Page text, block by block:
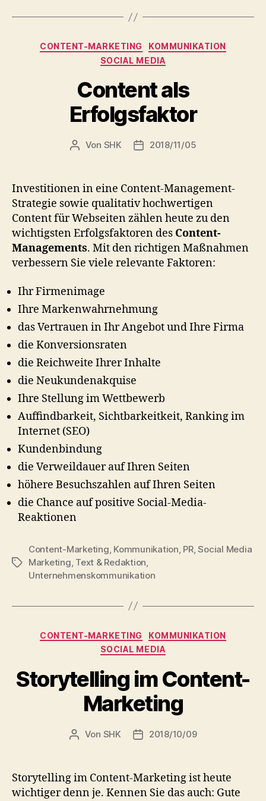
Kategorien
CONTENT-MARKETING
KOMMUNIKATION
SOCIAL MEDIA
Content als
Erfolgsfaktor
Beitragsautor
Von SHK Veröffentlichungsdatum
2018/11/05
Investitionen in eine Content-Management-
Strategie sowie qualitativ hochwertigen
Content für Webseiten zählen heute zu den
wichtigsten Erfolgsfaktoren des Content-
Managements. Mit den richtigen Maßnahmen
verbessern Sie viele relevante Faktoren:
Ihr Firmenimage
Ihre Markenwahrnehmung
das Vertrauen in Ihr Angebot und Ihre Firma
die Konversionsraten
die Reichweite Ihrer Inhalte
die Neukundenakquise
Ihre Stellung im Wettbewerb
Auffindbarkeit, Sichtbarkeitkeit, Ranking im
Internet (SEO)
Kundenbindung
die Verweildauer auf Ihren Seiten
höhere Besuchszahlen auf Ihren Seiten
die Chance auf positive Social-Media-
Reaktionen
Schlagwörter
Content-Marketing Kommunikation PR,Social Media
Marketing Text & Redaktion
Unternehmenskommunikation
Kategorien
CONTENT-MARKETING
KOMMUNIKATION
SOCIAL MEDIA
Storytelling im Content-
Marketing
Beitragsautor
Von SHK Veröffentlichungsdatum
2018/10/09
Storytelling im Content-Marketing ist heute
wichtiger denn je. Kennen Sie das auch: Gute